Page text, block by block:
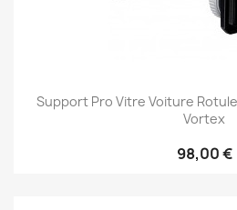
Support Pro Vitre Voiture
Vortex
98,00 €